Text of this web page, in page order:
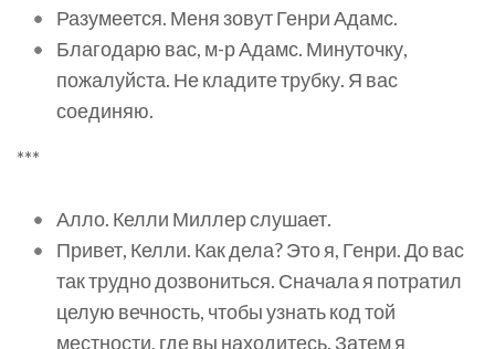
Разумеется. Меня зовут Генри Адамс.
Благодарю вас, м-р Адамс. Минуточку,
пожалуйста. Не кладите трубку. Я вас
соединяю.
***
Алло. Келли Миллер слушает.
Привет, Келли. Как дела? Это я, Генри. До вас
так трудно дозвониться. Сначала я потратил
целую вечность, чтобы узнать код той
местности, где вы находитесь. Затем я